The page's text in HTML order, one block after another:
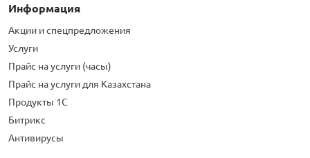
Информация
Акции и спецпредложения
Услуги
Прайс на услуги (часы)
Прайс на услуги для Казахстана
Продукты 1С
Битрикс
Антивирусы